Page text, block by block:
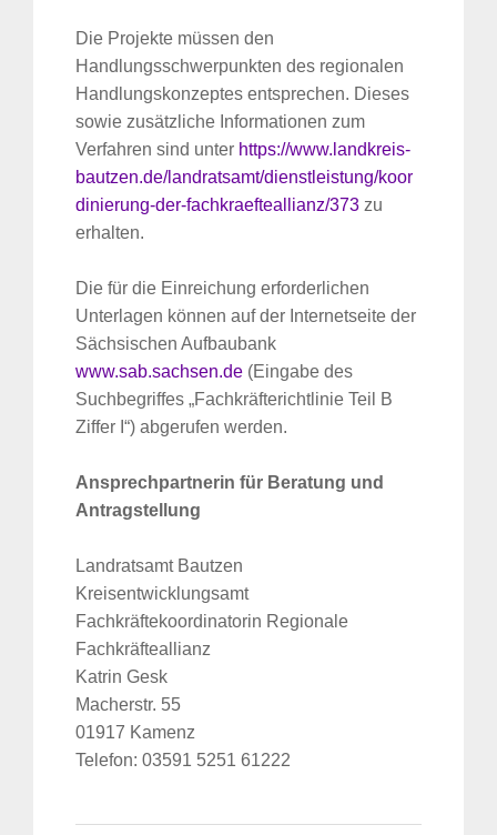
Die Projekte müssen den
Handlungsschwerpunkten des regionalen
Handlungskonzeptes entsprechen. Dieses
sowie zusätzliche Informationen zum
Verfahren sind unter https://www.landkreis-
bautzen.de/landratsamt/dienstleistung/koor
dinierung-der-fachkraefteallianz/373 zu
erhalten.
Die für die Einreichung erforderlichen
Unterlagen können auf der Internetseite der
Sächsischen Aufbaubank
www.sab.sachsen.de (Eingabe des
Suchbegriffes „Fachkräfterichtlinie Teil B
Ziffer I“) abgerufen werden.
Ansprechpartnerin für Beratung und
Antragstellung
Landratsamt Bautzen
Kreisentwicklungsamt
Fachkräftekoordinatorin Regionale
Fachkräfteallianz
Katrin Gesk
Macherstr. 55
01917 Kamenz
Telefon: 03591 5251 61222